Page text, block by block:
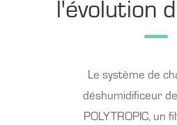
l'évolution
Le système de
déshumidificeur
POLYTROPIC, un